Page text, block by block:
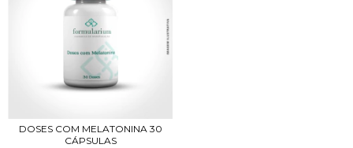
DOSES COM MELATONINA 30
CÁPSULAS